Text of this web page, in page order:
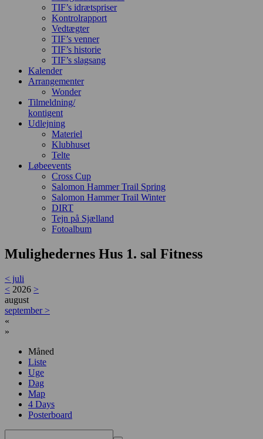
TIF’s idrætspriser
Kontrolrapport
Vedtægter
TIF’s venner
TIF’s historie
TIF’s slagsang
Kalender
Arrangementer
Wonder
Tilmeldning/
kontigent
Udlejning
Materiel
Klubhuset
Telte
Løbeevents
Cross Cup
Salomon Hammer Trail Spring
Salomon Hammer Trail Winter
DIRT
Tejn på Sjælland
Fotoalbum
Mulighedernes Hus 1. sal Fitness
< juli
< 2026 >
august
september >
«
»
Måned
Liste
Uge
Dag
Map
4 Days
Posterboard